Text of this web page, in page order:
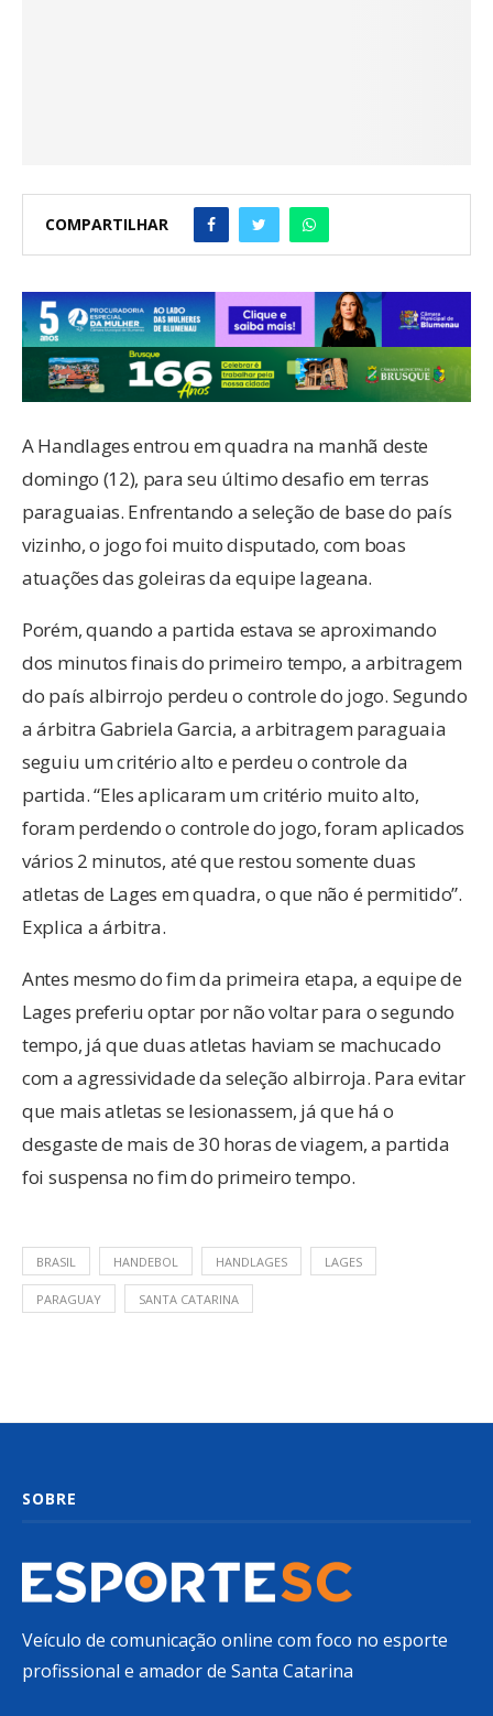
COMPARTILHAR
A Handlages entrou em quadra na manhã deste
domingo (12), para seu último desafio em terras
paraguaias. Enfrentando a seleção de base do país
vizinho, o jogo foi muito disputado, com boas
atuações das goleiras da equipe lageana.
Porém, quando a partida estava se aproximando
dos minutos finais do primeiro tempo, a arbitragem
do país albirrojo perdeu o controle do jogo. Segundo
a árbitra Gabriela Garcia, a arbitragem paraguaia
seguiu um critério alto e perdeu o controle da
partida. “Eles aplicaram um critério muito alto,
foram perdendo o controle do jogo, foram aplicados
vários 2 minutos, até que restou somente duas
atletas de Lages em quadra, o que não é permitido”.
Explica a árbitra.
Antes mesmo do fim da primeira etapa, a equipe de
Lages preferiu optar por não voltar para o segundo
tempo, já que duas atletas haviam se machucado
com a agressividade da seleção albirroja. Para evitar
que mais atletas se lesionassem, já que há o
desgaste de mais de 30 horas de viagem, a partida
foi suspensa no fim do primeiro tempo.
BRASIL HANDEBOL HANDLAGES LAGES
PARAGUAY SANTA CATARINA
SOBRE
Veículo de comunicação online com foco no esporte
profissional e amador de Santa Catarina